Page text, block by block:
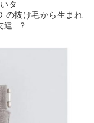
タ
の抜け毛から生まれ
達…？